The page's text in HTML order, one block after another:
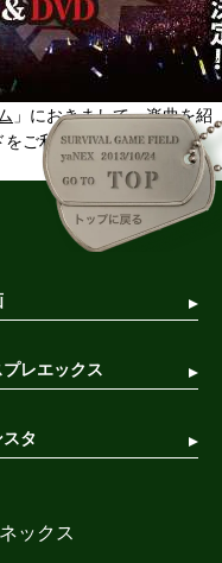
」におきまして、楽曲を紹
ご利用いただきました。
ックス
プレエックス
タ